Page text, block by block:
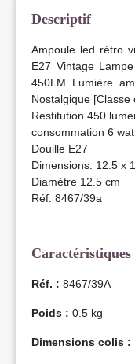
Descriptif
Ampoule led rétro
E27 Vintage
450LM Lumière
Nostalgique [Classe
Restitution 450
consommation 6
Douille E27
Dimensions: 12.5 x
Diamètre 12.5 cm
Réf: 8467/39a
Caractéristiques
Réf. : 8467/39A
Poids : 0.5 kg
Dimensions colis :